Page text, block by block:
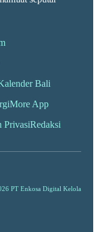
Bali
More App
PrivasiRedaksi
PT Enkosa Digital Kelola